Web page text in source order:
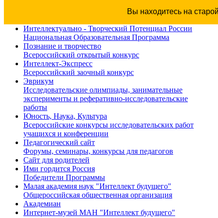
Вы находитесь на
Интеллектуально - Творческий Потенциал России
Национальная Образовательная Программа
Познание и творчество
Всероссийский открытый конкурс
Интеллект-Экспресс
Всероссийский заочный конкурс
Эврикум
Исследовательские олимпиады, занимательные
эксперименты и реферативно-исследовательские
работы
Юность, Наука, Культура
Всероссийские конкурсы исследовательских работ
учащихся и конференции
Педагогический сайт
Форумы, семинары, конкурсы для педагогов
Сайт для родителей
Ими гордится Россия
Победители Программы
Малая академия наук "Интеллект будущего"
Общероссийская общественная организация
Академиан
Интернет-музей МАН "Интеллект будущего"